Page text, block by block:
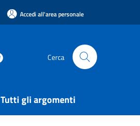
Accedi all'area personale
Cerca
Tutti gli argomenti